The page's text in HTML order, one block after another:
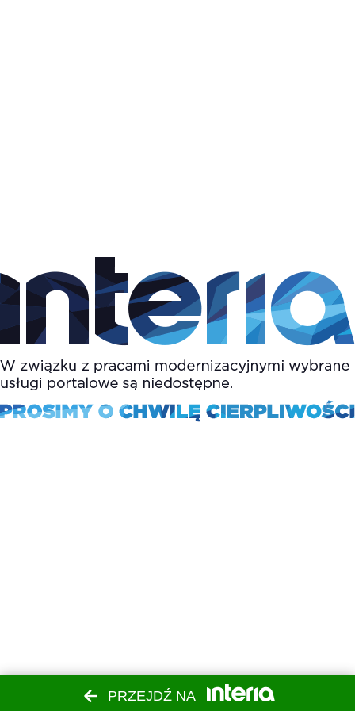
PRZEJDŹ NA